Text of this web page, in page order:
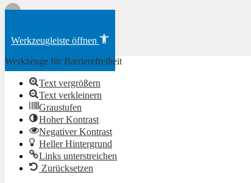
Werkzeugleiste öffnen
Werkzeuge für Barrierefreiheit
Text vergrößern
Text verkleinern
Graustufen
Hoher Kontrast
Negativer Kontrast
Heller Hintergrund
Links unterstreichen
Zurücksetzen